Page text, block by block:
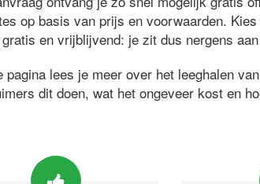
op basis van prijs en voorwaarden.
en vrijblijvend: je zit dus nergens
pagina lees je meer over het leeghalen
dit doen, wat het ongeveer kost en